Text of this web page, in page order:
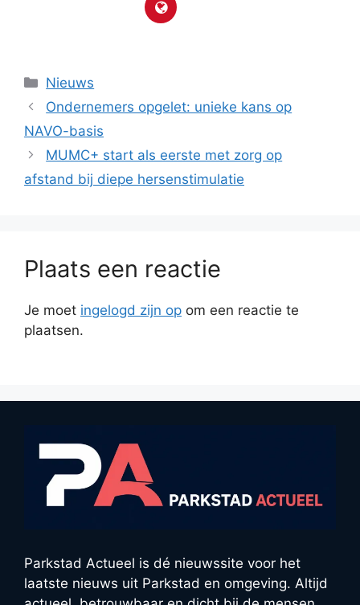
Categorieën
Nieuws
Ondernemers opgelet: unieke kans op
NAVO-basis
MUMC+ start als eerste met zorg op
afstand bij diepe hersenstimulatie
Plaats een reactie
Je moet ingelogd zijn op om een reactie te
plaatsen.
Parkstad Actueel is dé nieuwssite voor het
laatste nieuws uit Parkstad en omgeving. Altijd